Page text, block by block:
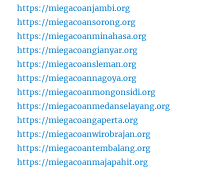
https://miegacoanjambi.org
https://miegacoansorong.org
https://miegacoanminahasa.org
https://miegacoangianyar.org
https://miegacoansleman.org
https://miegacoannagoya.org
https://miegacoanmongonsidi.org
https://miegacoanmedanselayang.org
https://miegacoangaperta.org
https://miegacoanwirobrajan.org
https://miegacoantembalang.org
https://miegacoanmajapahit.org